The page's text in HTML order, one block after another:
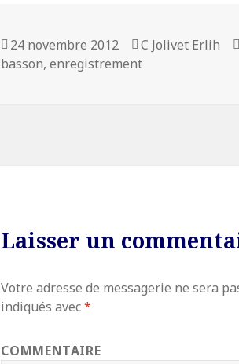
Publié
le
24 novembre 2012 Auteur
C Jolivet Erlih
basson,enregistrement
Laisser un
Votre adresse de messagerie ne sera
indiqués avec*
COMMENTAIRE